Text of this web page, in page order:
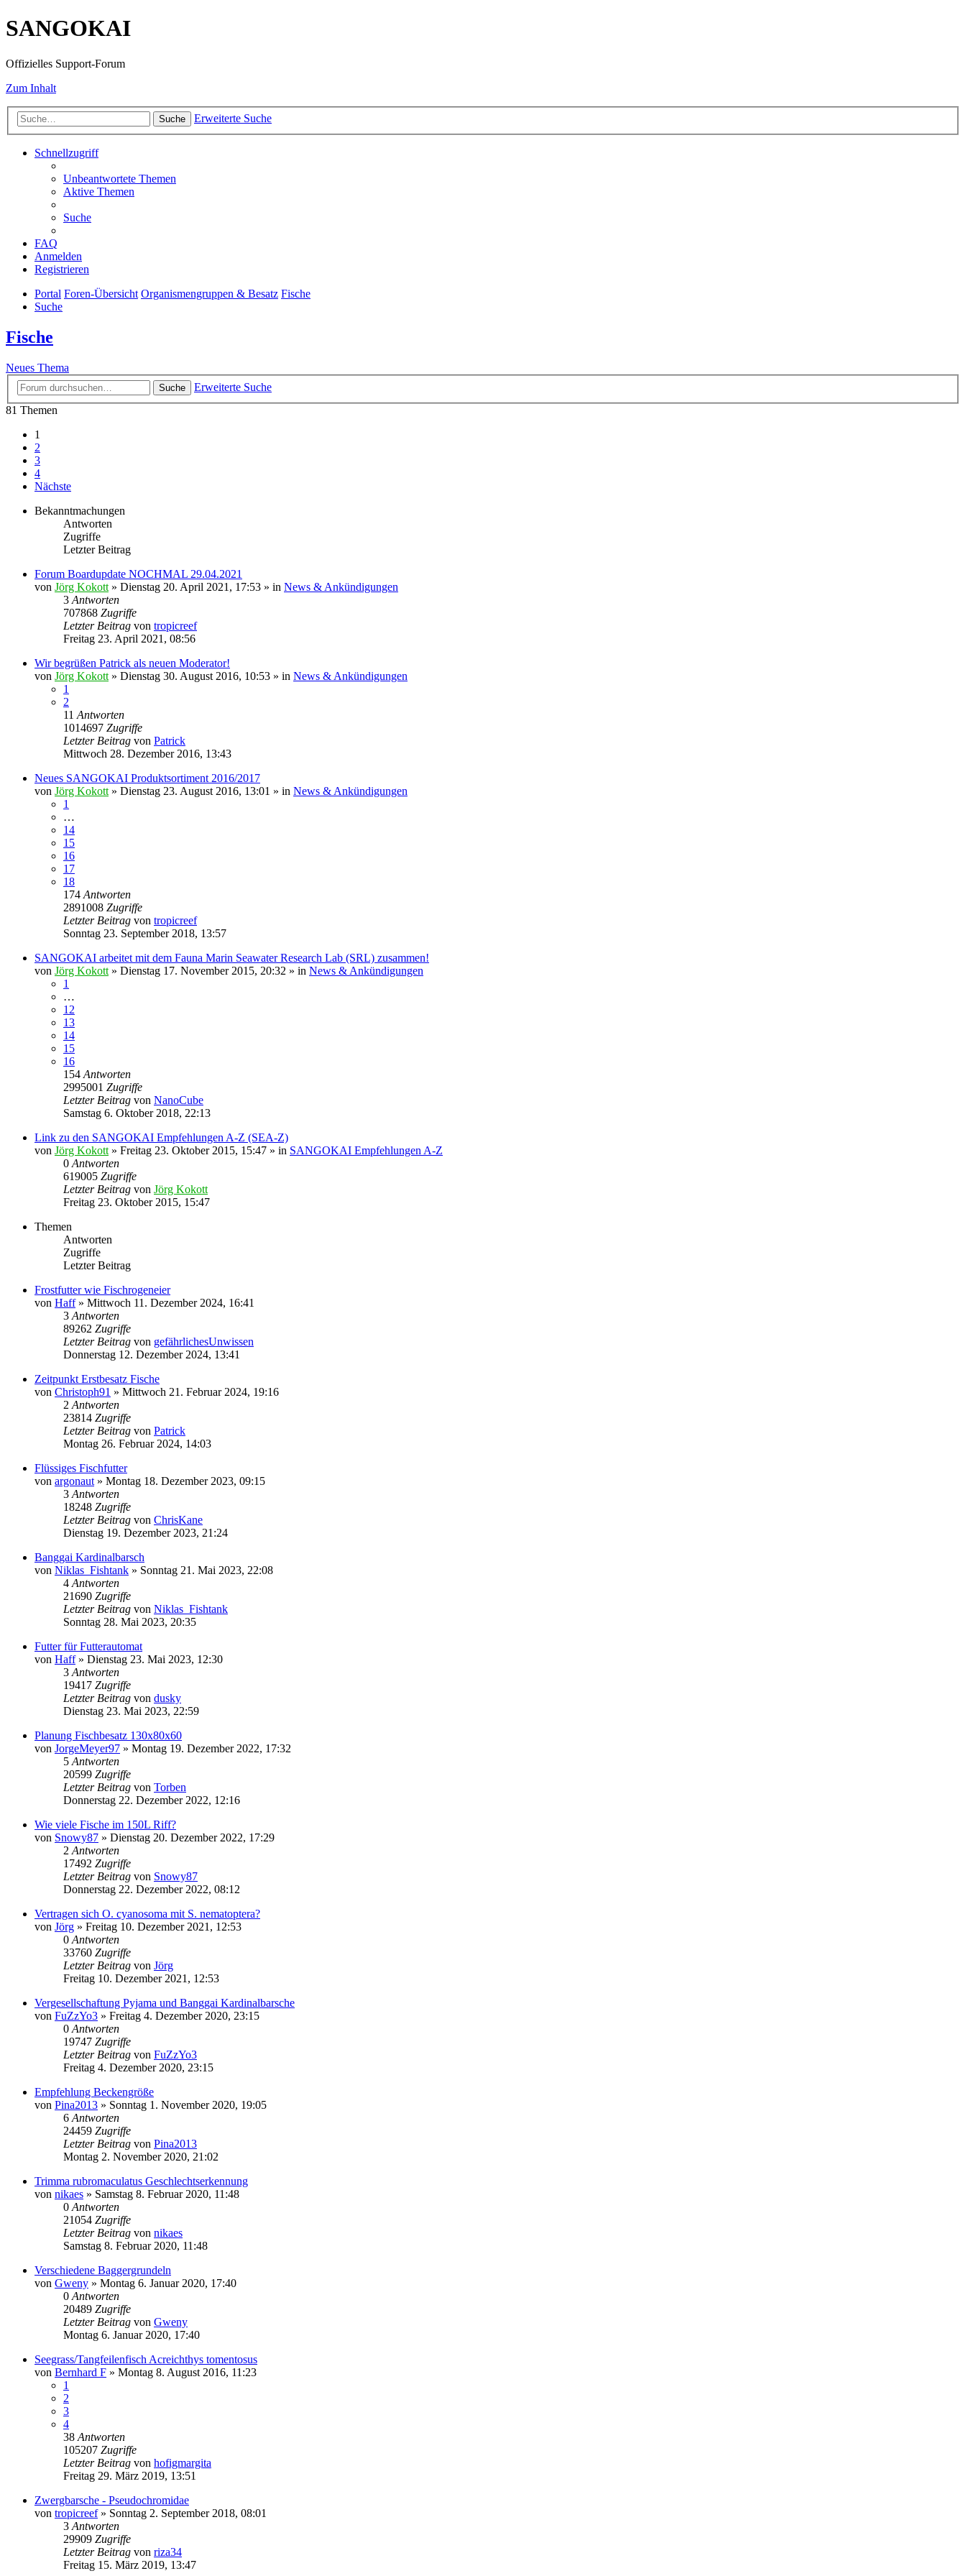
SANGOKAI
Offizielles Support-Forum
Zum Inhalt
Suche Erweiterte Suche
Schnellzugriff
Unbeantwortete Themen
Aktive Themen
Suche
FAQ
Anmelden
Registrieren
Portal Foren-Übersicht Organismengruppen & Besatz Fische
Suche
Fische
Neues Thema
Suche
Erweiterte Suche
81 Themen
1
2
3
4
Nächste
Bekanntmachungen
Antworten
Zugriffe
Letzter Beitrag
Forum Boardupdate NOCHMAL 29.04.2021
von Jörg Kokott » Dienstag 20. April 2021, 17:53 » in News & Ankündigungen
3 Antworten
707868 Zugriffe
Letzter Beitrag von tropicreef
Freitag 23. April 2021, 08:56
Wir begrüßen Patrick als neuen Moderator!
von Jörg Kokott » Dienstag 30. August 2016, 10:53 » in News & Ankündigungen
1
2
11 Antworten
1014697 Zugriffe
Letzter Beitrag von Patrick
Mittwoch 28. Dezember 2016, 13:43
Neues SANGOKAI Produktsortiment 2016/2017
von Jörg Kokott » Dienstag 23. August 2016, 13:01 » in News & Ankündigungen
1
…
14
15
16
17
18
174 Antworten
2891008 Zugriffe
Letzter Beitrag von tropicreef
Sonntag 23. September 2018, 13:57
SANGOKAI arbeitet mit dem Fauna Marin Seawater Research Lab (SRL) zusammen!
von Jörg Kokott » Dienstag 17. November 2015, 20:32 » in News & Ankündigungen
1
…
12
13
14
15
16
154 Antworten
2995001 Zugriffe
Letzter Beitrag von NanoCube
Samstag 6. Oktober 2018, 22:13
Link zu den SANGOKAI Empfehlungen A-Z (SEA-Z)
von Jörg Kokott » Freitag 23. Oktober 2015, 15:47 » in SANGOKAI Empfehlungen A-Z
0 Antworten
619005 Zugriffe
Letzter Beitrag von Jörg Kokott
Freitag 23. Oktober 2015, 15:47
Themen
Antworten
Zugriffe
Letzter Beitrag
Frostfutter wie Fischrogeneier
von Haff» Mittwoch 11. Dezember 2024, 16:41
3 Antworten
89262 Zugriffe
Letzter Beitrag von gefährlichesUnwissen
Donnerstag 12. Dezember 2024, 13:41
Zeitpunkt Erstbesatz Fische
von Christoph91 » Mittwoch 21. Februar 2024, 19:16
2 Antworten
23814 Zugriffe
Letzter Beitrag von Patrick
Montag 26. Februar 2024, 14:03
Flüssiges Fischfutter
von argonaut » Montag 18. Dezember 2023, 09:15
3 Antworten
18248 Zugriffe
Letzter Beitrag von ChrisKane
Dienstag 19. Dezember 2023, 21:24
Banggai Kardinalbarsch
von Niklas_Fishtank » Sonntag 21. Mai 2023, 22:08
4 Antworten
21690 Zugriffe
Letzter Beitrag von Niklas_Fishtank
Sonntag 28. Mai 2023, 20:35
Futter für Futterautomat
von Haff» Dienstag 23. Mai 2023, 12:30
3 Antworten
19417 Zugriffe
Letzter Beitrag von dusky
Dienstag 23. Mai 2023, 22:59
Planung Fischbesatz 130x80x60
von JorgeMeyer97 » Montag 19. Dezember 2022, 17:32
5 Antworten
20599 Zugriffe
Letzter Beitrag von Torben
Donnerstag 22. Dezember 2022, 12:16
Wie viele Fische im 150L Riff?
von Snowy87 » Dienstag 20. Dezember 2022, 17:29
2 Antworten
17492 Zugriffe
Letzter Beitrag von Snowy87
Donnerstag 22. Dezember 2022, 08:12
Vertragen sich O. cyanosoma mit S. nematoptera?
von Jörg » Freitag 10. Dezember 2021, 12:53
0 Antworten
33760 Zugriffe
Letzter Beitrag von Jörg
Freitag 10. Dezember 2021, 12:53
Vergesellschaftung Pyjama und Banggai Kardinalbarsche
von FuZzYo3 » Freitag 4. Dezember 2020, 23:15
0 Antworten
19747 Zugriffe
Letzter Beitrag von FuZzYo3
Freitag 4. Dezember 2020, 23:15
Empfehlung Beckengröße
von Pina2013 » Sonntag 1. November 2020, 19:05
6 Antworten
24459 Zugriffe
Letzter Beitrag von Pina2013
Montag 2. November 2020, 21:02
Trimma rubromaculatus Geschlechtserkennung
von nikaes » Samstag 8. Februar 2020, 11:48
0 Antworten
21054 Zugriffe
Letzter Beitrag von nikaes
Samstag 8. Februar 2020, 11:48
Verschiedene Baggergrundeln
von Gweny » Montag 6. Januar 2020, 17:40
0 Antworten
20489 Zugriffe
Letzter Beitrag von Gweny
Montag 6. Januar 2020, 17:40
Seegrass/Tangfeilenfisch Acreichthys tomentosus
von Bernhard F » Montag 8. August 2016, 11:23
1
2
3
4
38 Antworten
105207 Zugriffe
Letzter Beitrag von hofigmargita
Freitag 29. März 2019, 13:51
Zwergbarsche - Pseudochromidae
von tropicreef» Sonntag 2. September 2018, 08:01
3 Antworten
29909 Zugriffe
Letzter Beitrag von riza34
Freitag 15. März 2019, 13:47